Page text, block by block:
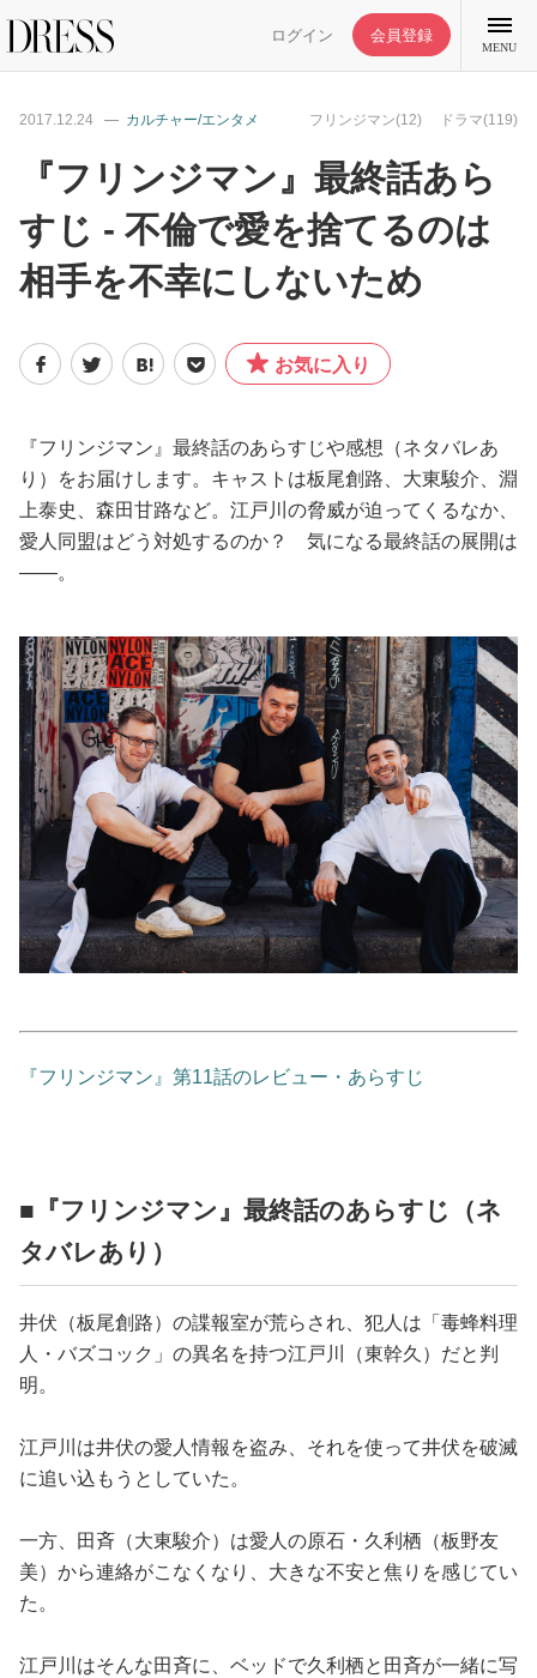
ログイン 会員登録
MENU
特集記事
DRESS部活
ライフスタイル
ファッション
恋愛/結婚/離婚
ワークスタイル
妊娠/出産/家族
ココロ/カラダ
トラベル
占い
ゲーム
2017.12.24 カルチャー/エンタメ フリンジマン(12) ドラマ(119)
『フリンジマン』最終話あら
すじ - 不倫で愛を捨てるのは
相手を不幸にしないため
お気に入り
『フリンジマン』最終話のあらすじや感想（ネタバレあ
り）をお届けします。キャストは板尾創路、大東駿介、淵
上泰史、森田甘路など。江戸川の脅威が迫ってくるなか、
愛人同盟はどう対処するのか？ 気になる最終話の展開は
――。
『フリンジマン』第11話のレビュー・あらすじ
■『フリンジマン』最終話のあらすじ（ネ
タバレあり）
井伏（板尾創路）の諜報室が荒らされ、犯人は「毒蜂料理
人・バズコック」の異名を持つ江戸川（東幹久）だと判
明。
江戸川は井伏の愛人情報を盗み、それを使って井伏を破滅
に追い込もうとしていた。
一方、田斉（大東駿介）は愛人の原石・久利栖（板野友
美）から連絡がこなくなり、大きな不安と焦りを感じてい
た。
江戸川はそんな田斉に、ベッドで久利栖と田斉が一緒に写